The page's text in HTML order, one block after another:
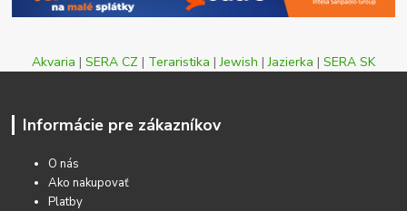
Akvaria | SERA CZ | Teraristika |Jewish |Jazierka | SERA SK
Informácie pre zákazníkov
O nás
Ako nakupovať
Platby